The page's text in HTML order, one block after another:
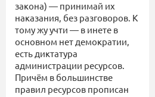
закона) — принимай их
наказания, без разговоров. К
тому жу учти — в инете в
основном нет демократии,
есть диктатура
администрации ресурсов.
Причём в большинстве
правил ресурсов прописан